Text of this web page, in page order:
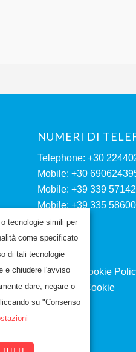
NUMERI DI
Telephone: +30
Mobile: +30
Mobile: +39 339
Mobile: +39 335
(Antonio)
Privacy & Cookie
Consenso Cookie
tecnologie simili per
come specificato
di tali tecnologie
e chiudere l'avviso
dare, negare o
su "Consenso